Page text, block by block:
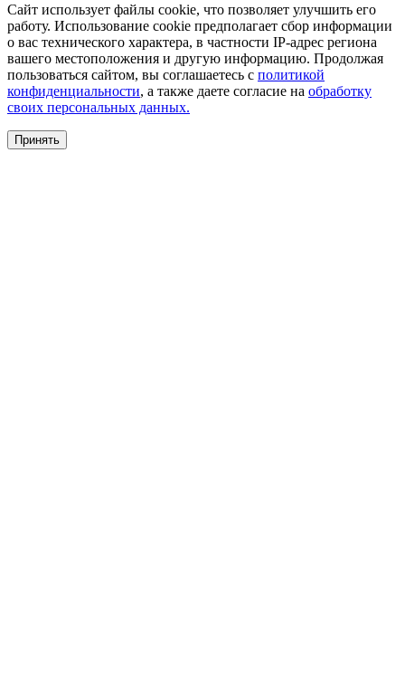
Сайт использует файлы cookie, что позволяет улучшить его
работу. Использование cookie предполагает сбор информации
о вас технического характера, в частности IP-адрес региона
вашего местоположения и другую информацию. Продолжая
пользоваться сайтом, вы соглашаетесь с политикой
конфиденциальности, а также даете согласие на обработку
своих персональных данных.
Принять